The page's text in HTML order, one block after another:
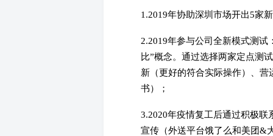
1.2019年协助深圳市场开出5家
2.2019年参与公司全新模式测
比”概念。通过选择两家定点测
新（更好的符合实际操作）、
书）；
3.2020年疫情复工后通过积极
宣传（外送平台饿了么和美团&